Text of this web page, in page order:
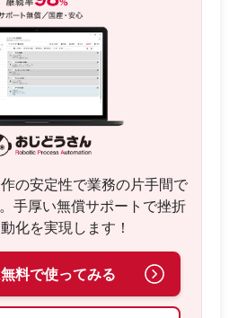
の安定性で業務の片手間で
手厚い無償サポートで挫折
化を実現します！
料で使ってみる